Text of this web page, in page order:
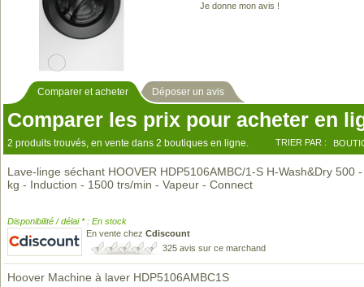
Je donne mon avis !
Comparer et acheter Déposer un avis
Comparer les prix pour acheter en
2 produits trouvés, en vente dans 2 boutiques en ligne. TRIER PAR :
Lave-linge séchant HOOVER HDP5106AMBC/1-S H-Wash&Dry 500
kg - Induction - 1500 trs/min - Vapeur - Connect
Disponibilité / délai * : En stock
En vente chez Cdiscount
325 avis sur ce marchand
Hoover Machine à laver HDP5106AMBC1S